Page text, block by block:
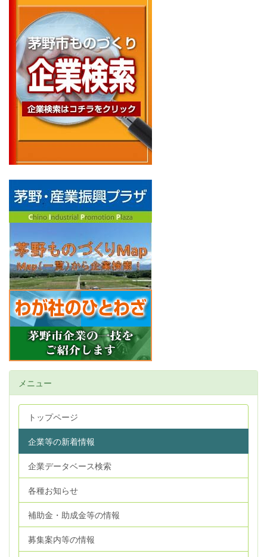
メニュー
トップページ
企業等の新着情報
企業データベース検索
各種お知らせ
補助金・助成金等の情報
募集案内等の情報